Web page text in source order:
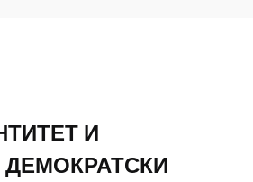
И